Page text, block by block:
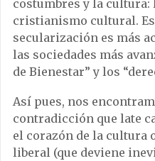
costumbres y la
cristianismo cultural.
secularización es más
las sociedades más
de Bienestar” y los
Así pues, nos
contradicción que late
el corazón de la cultura
liberal (que deviene